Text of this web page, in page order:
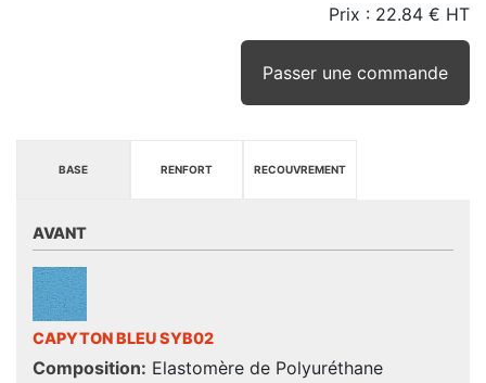
STOCK
Prix : 22.84 € HT
Passer une commande
BASE RENFORT RECOUVREMENT
AVANT
CAPYTON BLEU SYB02
Composition: Elastomère de Polyuréthane